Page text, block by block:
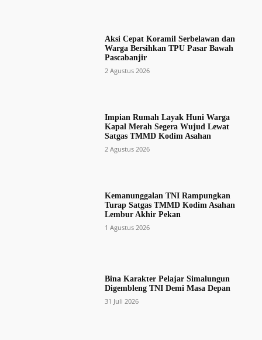
Aksi Cepat Koramil Serbelawan dan
Warga Bersihkan TPU Pasar Bawah
Pascabanjir
2 Agustus 2026
Impian Rumah Layak Huni Warga
Kapal Merah Segera Wujud Lewat
Satgas TMMD Kodim Asahan
2 Agustus 2026
Kemanunggalan TNI Rampungkan
Turap Satgas TMMD Kodim Asahan
Lembur Akhir Pekan
1 Agustus 2026
Bina Karakter Pelajar Simalungun
Digembleng TNI Demi Masa Depan
31 Juli 2026